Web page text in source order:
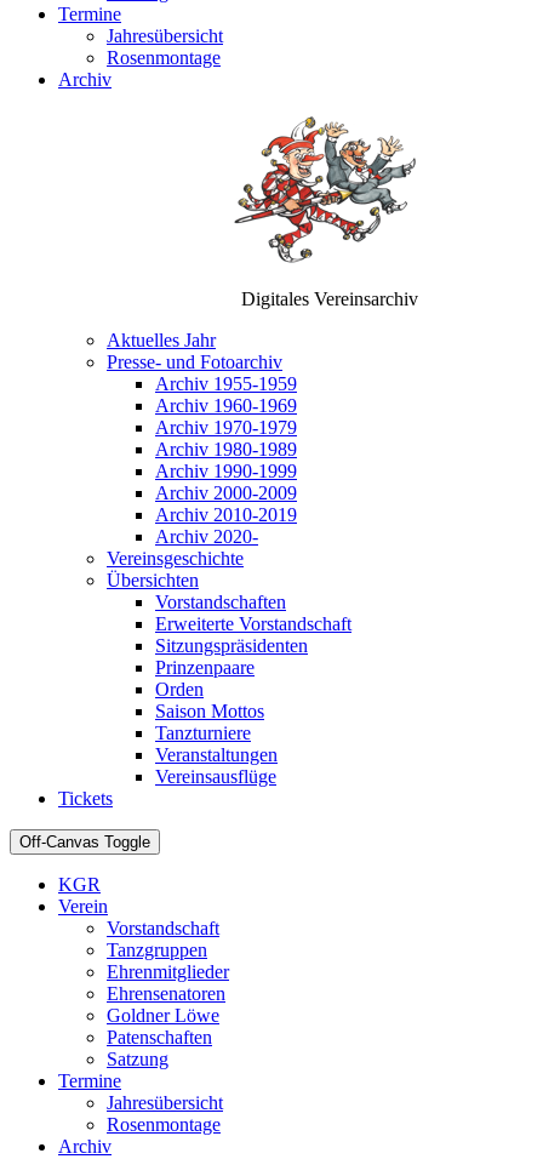
Termine
Jahresübersicht
Rosenmontage
Archiv
Digitales Vereinsarchiv
Aktuelles Jahr
Presse- und Fotoarchiv
Archiv 1955-1959
Archiv 1960-1969
Archiv 1970-1979
Archiv 1980-1989
Archiv 1990-1999
Archiv 2000-2009
Archiv 2010-2019
Archiv 2020-
Vereinsgeschichte
Übersichten
Vorstandschaften
Erweiterte Vorstandschaft
Sitzungspräsidenten
Prinzenpaare
Orden
Saison Mottos
Tanzturniere
Veranstaltungen
Vereinsausflüge
Tickets
Off-Canvas Toggle
KGR
Verein
Vorstandschaft
Tanzgruppen
Ehrenmitglieder
Ehrensenatoren
Goldner Löwe
Patenschaften
Satzung
Termine
Jahresübersicht
Rosenmontage
Archiv